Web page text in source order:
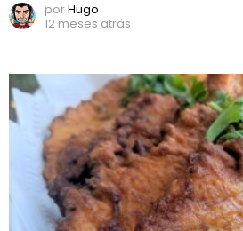
porHugo
12 meses atrás